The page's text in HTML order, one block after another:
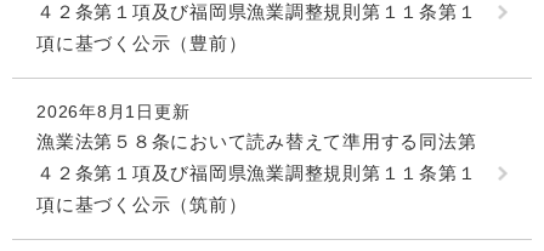
４２条第１項及び福岡県漁業調整規則第１１条第１
項に基づく公示（豊前）
2026年8月1日更新
漁業法第５８条において読み替えて準用する同法第
４２条第１項及び福岡県漁業調整規則第１１条第１
項に基づく公示（筑前）